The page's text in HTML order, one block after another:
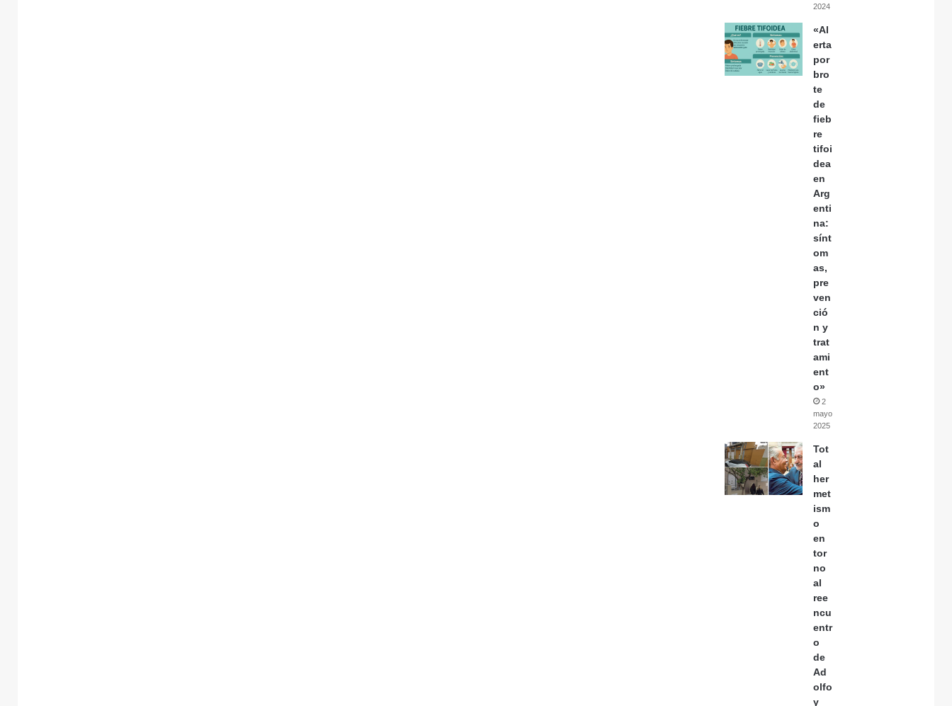
2024
«Al
erta
por
bro
te
de
fieb
re
tifoi
dea
en
Arg
enti
na:
sínt
om
as,
pre
ven
ció
n y
trat
ami
ent
o»
2
mayo,
2025
Tot
al
her
met
ism
o
en
tor
no
al
ree
ncu
entr
o
de
Ad
olfo
y